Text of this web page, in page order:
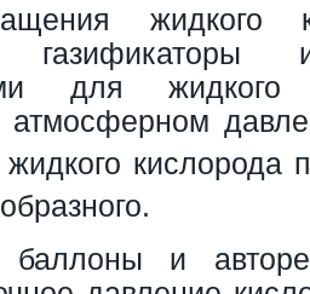
жидкого
для
жидкого кислорода
баллоны и